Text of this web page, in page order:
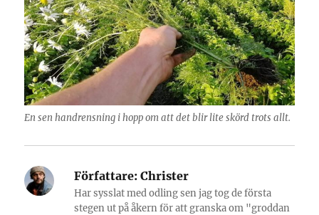
En sen handrensning i hopp om att det blir lite skörd trots allt.
Författare: Christer
Har sysslat med odling sen jag tog de första
stegen ut på åkern för att granska om "groddan